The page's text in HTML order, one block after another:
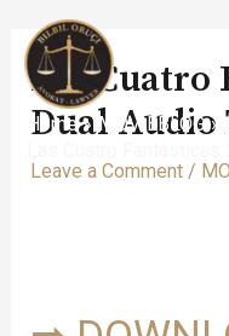
content
Home
MOVIEBLOG
Las Cuatro
Dual
Leave a Comment /